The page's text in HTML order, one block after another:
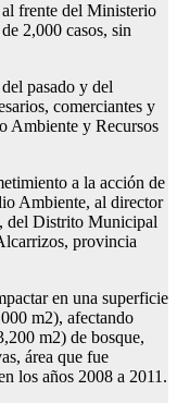
al frente del Ministerio
2,000 casos, sin
pasado y del
comerciantes y
Ambiente y Recursos
a la acción de
Ambiente, al director
del Distrito Municipal
provincia
en una superficie
m2), afectando
m2) de bosque,
área que fue
los años 2008 a 2011.